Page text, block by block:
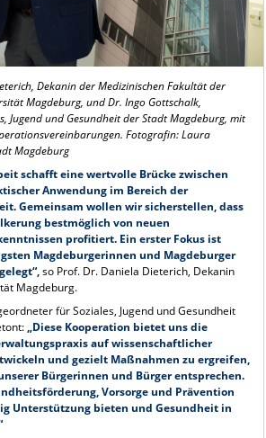
Dekanin der Medizinischen Fakultät der
Magdeburg, und Dr. Ingo Gottschalk,
Jugend und Gesundheit der Stadt Magdeburg, mit
Fotografin: Laura
Magdeburg
schafft eine wertvolle Brücke zwischen
Anwendung im Bereich der
Gemeinsam wollen wir sicherstellen, dass
bestmöglich von neuen
profitiert. Ein erster Fokus ist
Magdeburgerinnen und Magdeburger
so Prof. Dr. Daniela Dieterich, Dekanin
Magdeburg.
für Soziales, Jugend und Gesundheit
„Diese Kooperation bietet uns die
auf wissenschaftlicher
und gezielt Maßnahmen zu ergreifen,
Bürgerinnen und Bürger entsprechen.
Vorsorge und Prävention
Unterstützung bieten und Gesundheit in